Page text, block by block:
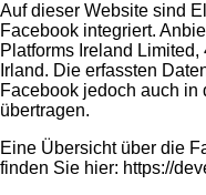
Auf dieser Website sind
Facebook integriert.
Platforms Ireland
Irland. Die erfassten
Facebook jedoch auch
übertragen.
Eine Übersicht über die
finden Sie hier: https://